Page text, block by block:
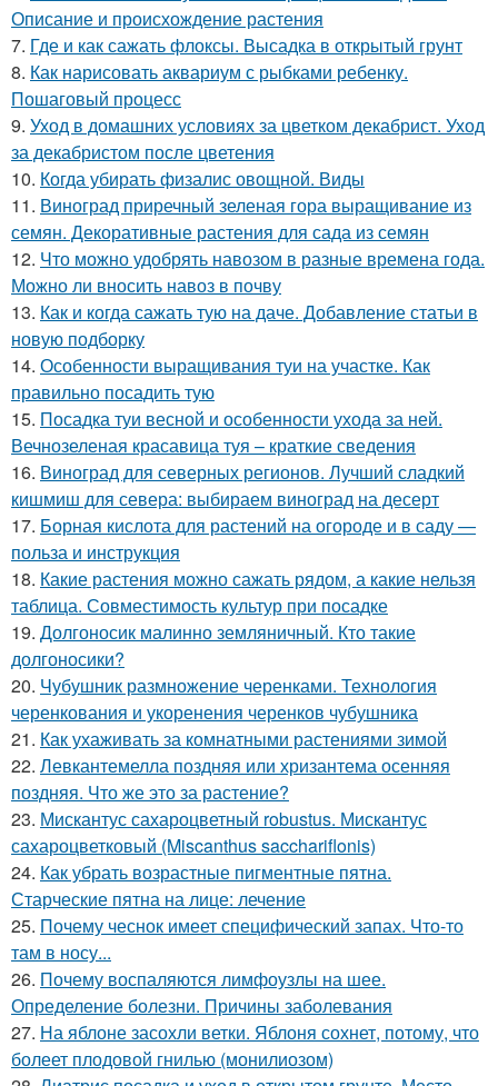
Описание и происхождение растения
7. Где и как сажать флоксы. Высадка в открытый грунт
8. Как нарисовать аквариум с рыбками ребенку.
Пошаговый процесс
9. Уход в домашних условиях за цветком декабрист. Уход
за декабристом после цветения
10. Когда убирать физалис овощной. Виды
11. Виноград приречный зеленая гора выращивание из
семян. Декоративные растения для сада из семян
12. Что можно удобрять навозом в разные времена года.
Можно ли вносить навоз в почву
13. Как и когда сажать тую на даче. Добавление статьи в
новую подборку
14. Особенности выращивания туи на участке. Как
правильно посадить тую
15. Посадка туи весной и особенности ухода за ней.
Вечнозеленая красавица туя – краткие сведения
16. Виноград для северных регионов. Лучший сладкий
кишмиш для севера: выбираем виноград на десерт
17. Борная кислота для растений на огороде и в саду —
польза и инструкция
18. Какие растения можно сажать рядом, а какие нельзя
таблица. Совместимость культур при посадке
19. Долгоносик малинно земляничный. Кто такие
долгоносики?
20. Чубушник размножение черенками. Технология
черенкования и укоренения черенков чубушника
21. Как ухаживать за комнатными растениями зимой
22. Левкантемелла поздняя или хризантема осенняя
поздняя. Что же это за растение?
23. Мискантус сахароцветный robustus. Мискантус
сахароцветковый (Miscanthus sacchariflonis)
24. Как убрать возрастные пигментные пятна.
Старческие пятна на лице: лечение
25. Почему чеснок имеет специфический запах. Что-то
там в носу...
26. Почему воспаляются лимфоузлы на шее.
Определение болезни. Причины заболевания
27. На яблоне засохли ветки. Яблоня сохнет, потому, что
болеет плодовой гнилью (монилиозом)